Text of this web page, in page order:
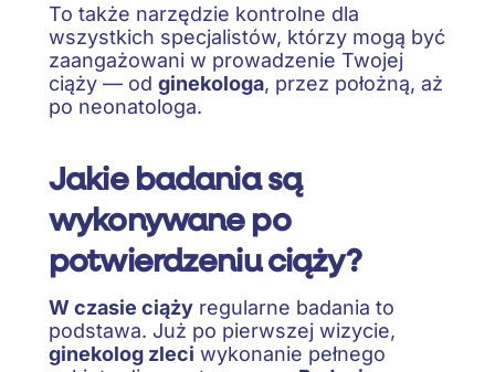
To także narzędzie kontrolne dla
wszystkich specjalistów, którzy mogą być
zaangażowani w prowadzenie Twojej
ciąży — od ginekologa, przez położną, aż
po neonatologa.
Jakie badania są
wykonywane po
potwierdzeniu ciąży?
W czasie ciąży regularne badania to
podstawa. Już po pierwszej wizycie,
ginekolog zleci wykonanie pełnego